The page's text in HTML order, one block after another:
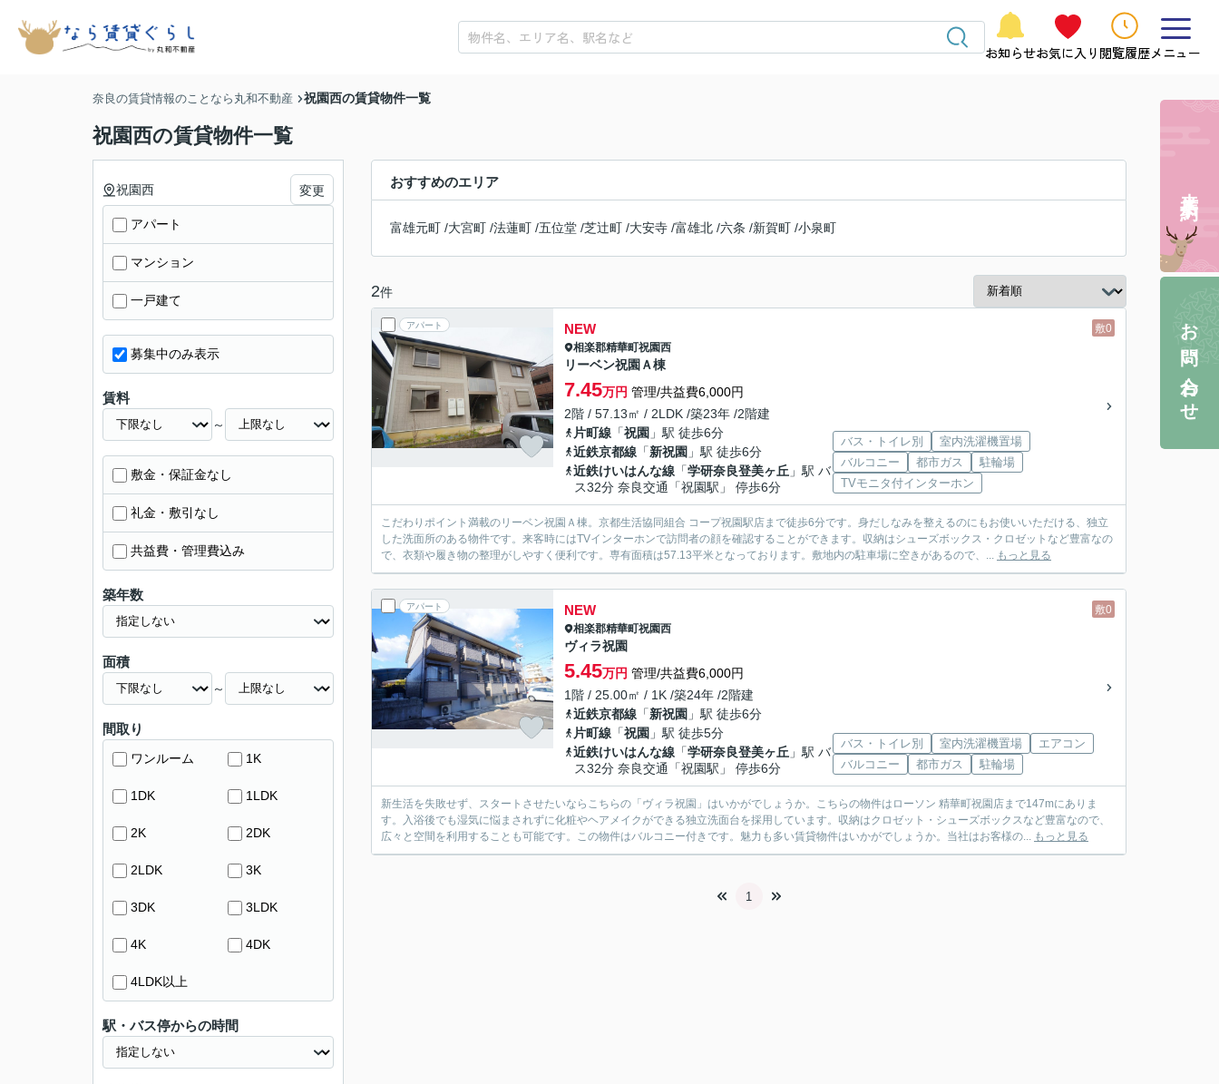
お知らせお気に入り 閲覧履歴メニュー
奈良の賃貸情報のことなら丸和不動産 祝園西の賃貸物件一覧
祝園西の賃貸物件一覧
おすすめのエリア
富雄元町 /大宮町 /法蓮町 /五位堂 /芝辻町 /大安寺 /富雄北 /六条 /新賀町 /小泉町
2件
アパート 敷0
NEW
相楽郡精華町祝園西
リーベン祝園Ａ棟
7.45万円 管理/共益費6,000円
2階 / 57.13㎡ / 2LDK /築23年 /2階建
片町線 「祝園 」駅 徒歩6分
近鉄京都線 「新祝園 」駅 徒歩6分
近鉄けいはんな線 「学研奈良登美ヶ丘 」駅 バ
ス32分 奈良交通「祝園駅」 停歩6分
バス・トイレ別
室内洗濯機置場
バルコニー
都市ガス
駐輪場
TVモニタ付インターホン
こだわりポイント満載のリーベン祝園Ａ棟。京都生活協同組合 コープ祝園駅店まで徒歩6分です。身だしなみを整えるのにもお使いいただける、独立
した洗面所のある物件です。来客時にはTVインターホンで訪問者の顔を確認することができます。収納はシューズボックス・クロゼットなど豊富なの
で、衣類や履き物の整理がしやすく便利です。専有面積は57.13平米となっております。敷地内の駐車場に空きがあるので、... もっと見る
アパート 敷0
NEW
相楽郡精華町祝園西
ヴィラ祝園
5.45万円 管理/共益費6,000円
1階 / 25.00㎡ / 1K /築24年 /2階建
近鉄京都線 「新祝園 」駅 徒歩6分
片町線 「祝園 」駅 徒歩5分
近鉄けいはんな線 「学研奈良登美ヶ丘 」駅 バ
ス32分 奈良交通「祝園駅」 停歩6分
バス・トイレ別 室内洗濯機置場
エアコン
バルコニー
都市ガス 駐輪場
新生活を失敗せず、スタートさせたいならこちらの「ヴィラ祝園」はいかがでしょうか。こちらの物件はローソン 精華町祝園店まで147mにありま
す。入浴後でも湿気に悩まされずに化粧やヘアメイクができる独立洗面台を採用しています。収納はクロゼット・シューズボックスなど豊富なので、
広々と空間を利用することも可能です。この物件はバルコニー付きです。魅力も多い賃貸物件はいかがでしょうか。当社はお客様の... もっと見る
1
祝園西 変更
アパート
マンション
一戸建て
募集中のみ表示
賃料
～
敷金・保証金なし
礼金・敷引なし
共益費・管理費込み
築年数
面積
～
間取り
ワンルーム 1K
1DK 1LDK
2K 2DK
2LDK 3K
3DK 3LDK
4K 4DK
4LDK以上
駅・バス停からの時間
お問い合わせ